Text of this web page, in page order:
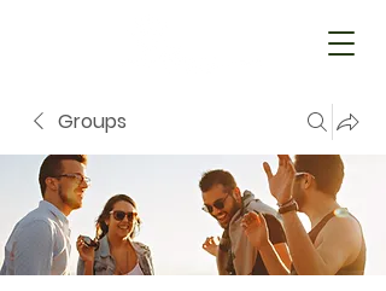
Groups